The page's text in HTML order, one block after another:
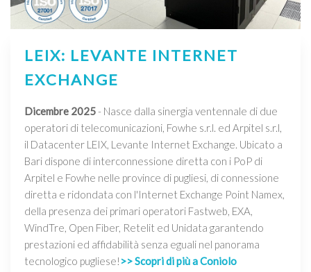
LEIX: LEVANTE INTERNET
EXCHANGE
Dicembre 2025- Nasce dalla sinergia ventennale di due
operatori di telecomunicazioni, Fowhe s.r.l. ed Arpitel s.r.l,
il Datacenter LEIX, Levante Internet Exchange. Ubicato a
Bari dispone di interconnessione diretta con i PoP di
Arpitel e Fowhe nelle province di pugliesi, di connessione
diretta e ridondata con l'Internet Exchange Point Namex,
della presenza dei primari operatori Fastweb, EXA,
WindTre, Open Fiber, Retelit ed Unidata garantendo
prestazioni ed affidabilità senza eguali nel panorama
tecnologico pugliese! >> Scopri di più a Coniolo